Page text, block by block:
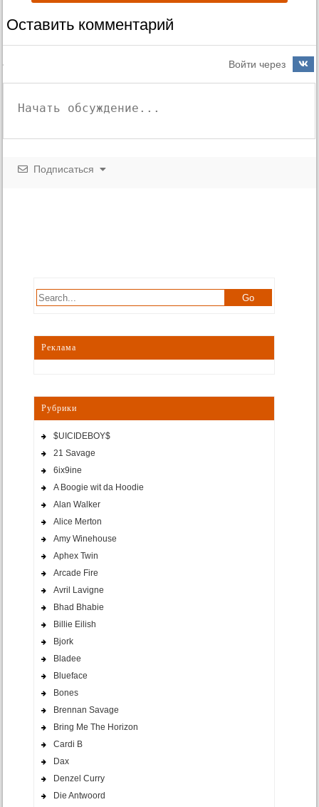
Оставить комментарий
Войти через
Подписаться
Реклама
Рубрики
$UICIDEBOY$
21 Savage
6ix9ine
A Boogie wit da Hoodie
Alan Walker
Alice Merton
Amy Winehouse
Aphex Twin
Arcade Fire
Avril Lavigne
Bhad Bhabie
Billie Eilish
Bjork
Bladee
Blueface
Bones
Brennan Savage
Bring Me The Horizon
Cardi B
Dax
Denzel Curry
Die Antwoord